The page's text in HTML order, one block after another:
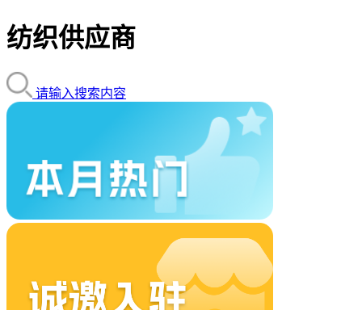
纺织供应商
请输入搜索内容